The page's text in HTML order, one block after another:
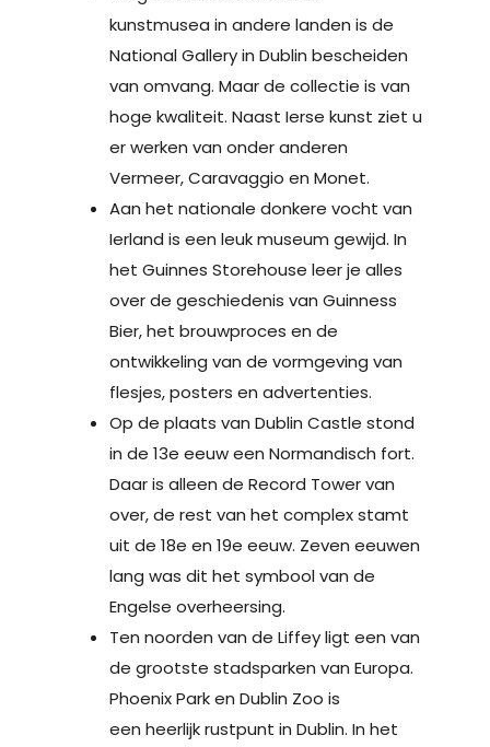
kunstmusea in andere landen is de
National Gallery in Dublin bescheiden
van omvang. Maar de collectie is van
hoge kwaliteit. Naast Ierse kunst ziet u
er werken van onder anderen
Vermeer, Caravaggio en Monet.
Aan het nationale donkere vocht van
Ierland is een leuk museum gewijd. In
het Guinnes Storehouse leer je alles
over de geschiedenis van Guinness
Bier, het brouwproces en de
ontwikkeling van de vormgeving van
flesjes, posters en advertenties.
Op de plaats van Dublin Castle stond
in de 13e eeuw een Normandisch fort.
Daar is alleen de Record Tower van
over, de rest van het complex stamt
uit de 18e en 19e eeuw. Zeven eeuwen
lang was dit het symbool van de
Engelse overheersing.
Ten noorden van de Liffey ligt een van
de grootste stadsparken van Europa.
Phoenix Park en Dublin Zoo is
een heerlijk rustpunt in Dublin. In het